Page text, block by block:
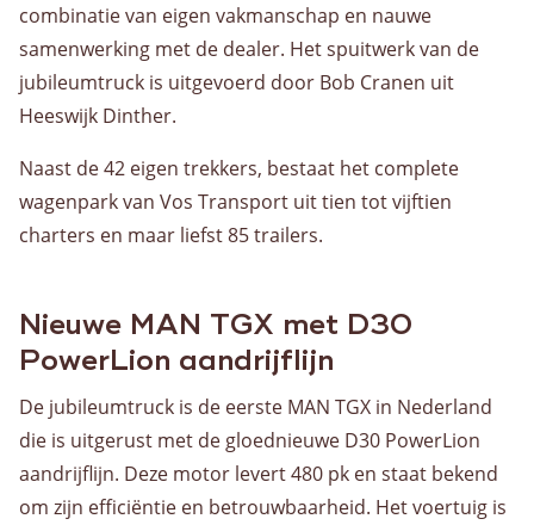
combinatie van eigen vakmanschap en nauwe
samenwerking met de dealer. Het spuitwerk van de
jubileumtruck is uitgevoerd door Bob Cranen uit
Heeswijk Dinther.
Naast de 42 eigen trekkers, bestaat het complete
wagenpark van Vos Transport uit tien tot vijftien
charters en maar liefst 85 trailers.
Nieuwe MAN TGX met D30
PowerLion aandrijflijn
De jubileumtruck is de eerste MAN TGX in Nederland
die is uitgerust met de gloednieuwe D30 PowerLion
aandrijflijn. Deze motor levert 480 pk en staat bekend
om zijn efficiëntie en betrouwbaarheid. Het voertuig is